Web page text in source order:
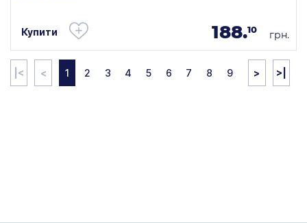
Купити 188.10 грн.
|< < 1 2 3 4 5 6 7 8 9 > >|